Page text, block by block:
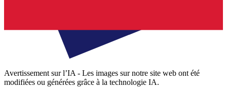
Avertissement sur l’IA - Les images sur notre site web ont été
modifiées ou générées grâce à la technologie IA.